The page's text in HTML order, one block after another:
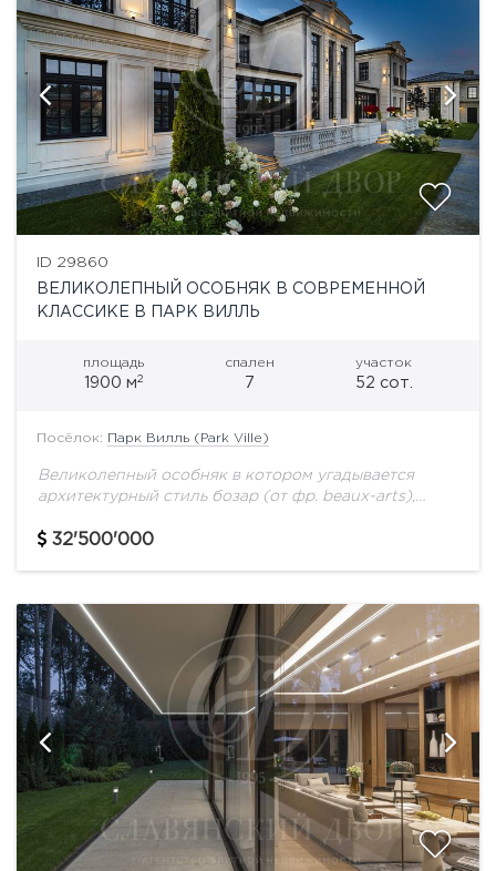
ID 29860
ВЕЛИКОЛЕПНЫЙ ОСОБНЯК В СОВРЕМЕННОЙ
КЛАССИКЕ В ПАРК ВИЛЛЬ
площадь
1900 м2
спален
7
участок
52 сот.
Посёлок: Парк Вилль (Park Ville)
Великолепный особняк в котором угадывается
архитектурный стиль бозар (от фр. beaux-arts),
протяжении ста с лишним лет господствовавший в
32'500'000